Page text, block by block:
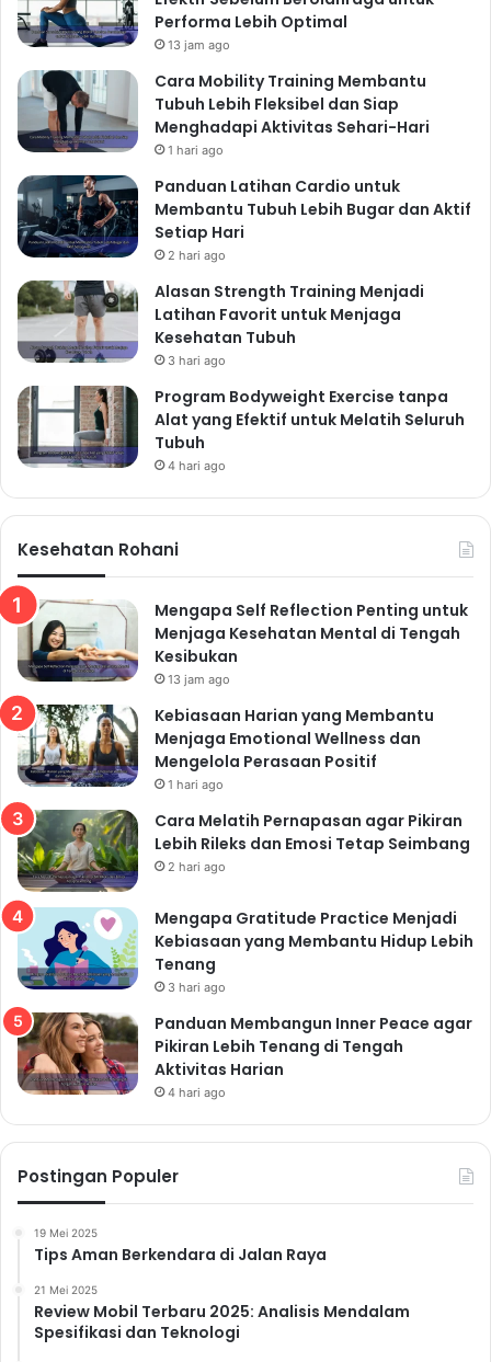
Performa Lebih Optimal
13 jam ago
Cara Mobility Training Membantu
Tubuh Lebih Fleksibel dan Siap
Menghadapi Aktivitas Sehari-Hari
1 hari ago
Panduan Latihan Cardio untuk
Membantu Tubuh Lebih Bugar dan Aktif
Setiap Hari
2 hari ago
Alasan Strength Training Menjadi
Latihan Favorit untuk Menjaga
Kesehatan Tubuh
3 hari ago
Program Bodyweight Exercise tanpa
Alat yang Efektif untuk Melatih Seluruh
Tubuh
4 hari ago
Kesehatan Rohani
Mengapa Self Reflection Penting untuk
Menjaga Kesehatan Mental di Tengah
Kesibukan
13 jam ago
Kebiasaan Harian yang Membantu
Menjaga Emotional Wellness dan
Mengelola Perasaan Positif
1 hari ago
Cara Melatih Pernapasan agar Pikiran
Lebih Rileks dan Emosi Tetap Seimbang
2 hari ago
Mengapa Gratitude Practice Menjadi
Kebiasaan yang Membantu Hidup Lebih
Tenang
3 hari ago
Panduan Membangun Inner Peace agar
Pikiran Lebih Tenang di Tengah
Aktivitas Harian
4 hari ago
Postingan Populer
19 Mei 2025
Tips Aman Berkendara di Jalan Raya
21 Mei 2025
Review Mobil Terbaru 2025: Analisis Mendalam
Spesifikasi dan Teknologi